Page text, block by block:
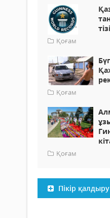
Қоғам
Қоғам
Қоғам
Пікір қалдыру